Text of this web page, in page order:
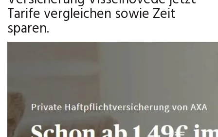
Tarife vergleichen sowie Zeit
sparen.